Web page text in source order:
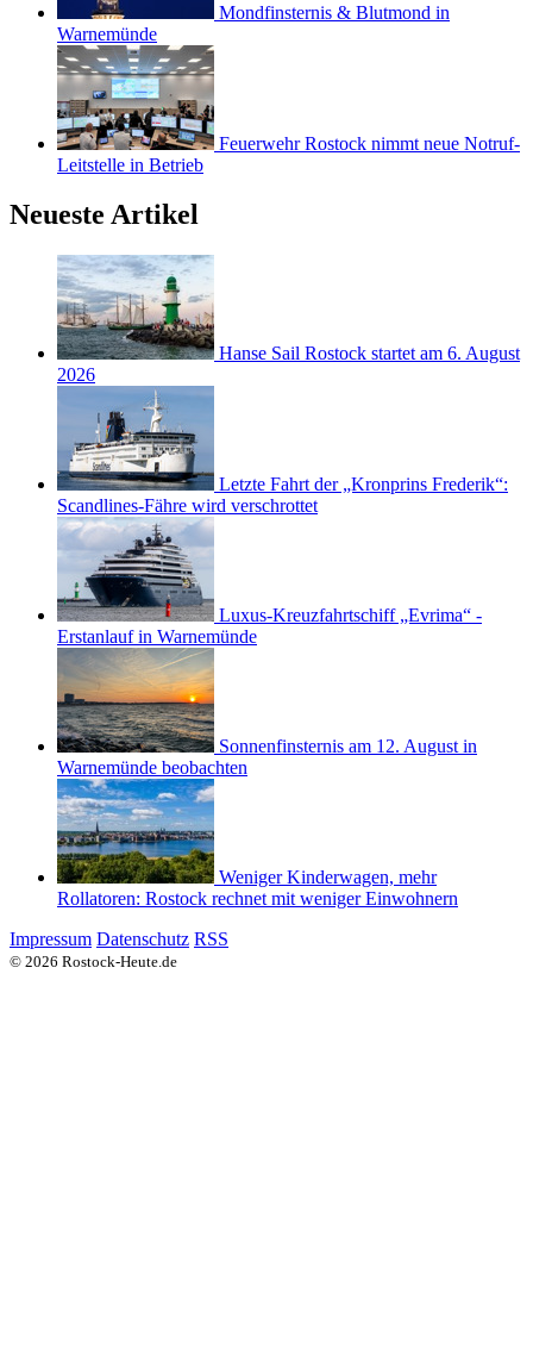
Mondfinsternis & Blutmond in
Warnemünde
Feuerwehr Rostock nimmt neue Notruf-
Leitstelle in Betrieb
Neueste Artikel
Hanse Sail Rostock startet am 6. August
2026
Letzte Fahrt der „Kronprins Frederik“:
Scandlines-Fähre wird verschrottet
Luxus-Kreuzfahrtschiff „Evrima“ -
Erstanlauf in Warnemünde
Sonnenfinsternis am 12. August in
Warnemünde beobachten
Weniger Kinderwagen, mehr
Rollatoren: Rostock rechnet mit weniger Einwohnern
Impressum Datenschutz RSS
© 2026 Rostock-Heute.de